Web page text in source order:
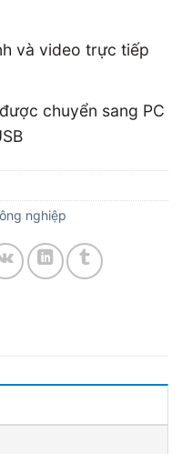
và video trực tiếp
chuyển sang PC
nghiệp